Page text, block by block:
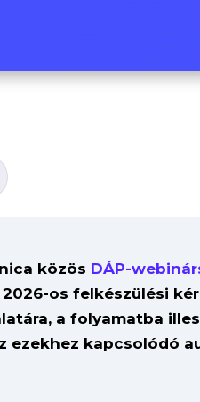
közös DÁP-
os felkészülési
a folyamatba
ezekhez kapcsolódó